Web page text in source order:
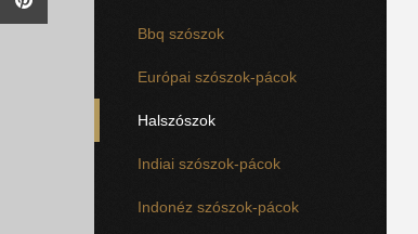
Bbq szószok
Európai szószok-pácok
Halszószok
Indiai szószok-pácok
Indonéz szószok-pácok